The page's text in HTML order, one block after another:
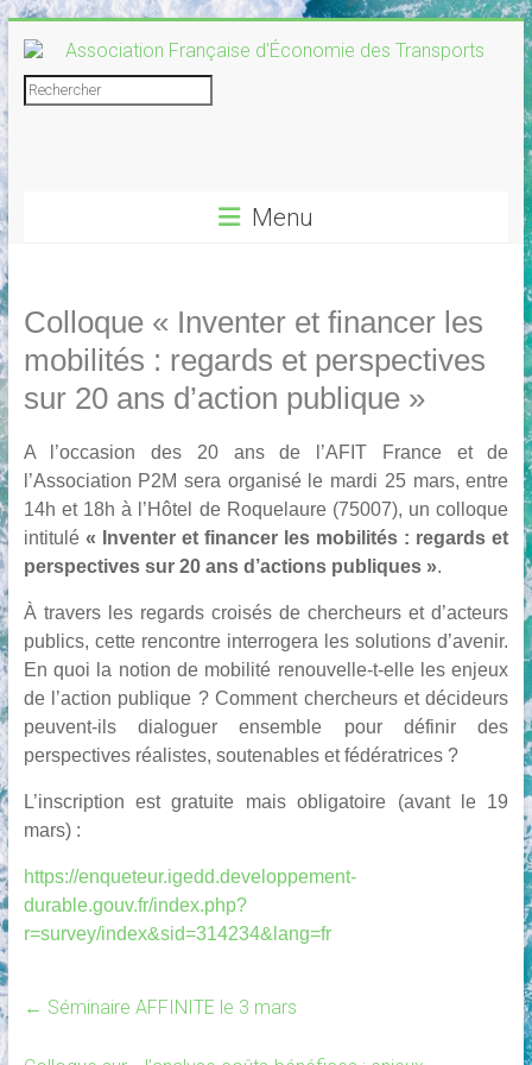
to
content
Association
Menu
Colloque « Inventer et financer les
mobilités : regards et perspectives
sur 20 ans d’action publique »
A l’occasion des 20 ans de l’AFIT France et de
l’Association P2M sera organisé le mardi 25 mars, entre
14h et 18h à l’Hôtel de Roquelaure (75007), un colloque
intitulé « Inventer et financer les mobilités : regards et
perspectives sur 20 ans d’actions publiques ».
À travers les regards croisés de chercheurs et d’acteurs
publics, cette rencontre interrogera les solutions d’avenir.
En quoi la notion de mobilité renouvelle-t-elle les enjeux
de l’action publique ? Comment chercheurs et décideurs
peuvent-ils dialoguer ensemble pour définir des
perspectives réalistes, soutenables et fédératrices ?
L’inscription est gratuite mais obligatoire (avant le 19
mars) :
https://enqueteur.igedd.developpement-
durable.gouv.fr/index.php?
r=survey/index&sid=314234&lang=fr
← Séminaire AFFINITE le 3 mars